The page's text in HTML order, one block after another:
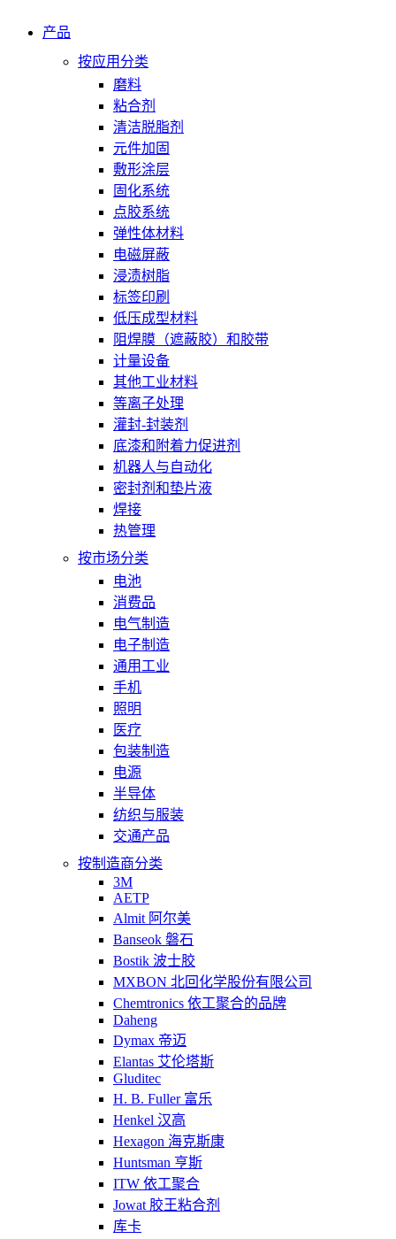
产品
按应用分类
磨料
粘合剂
清洁脱脂剂
元件加固
敷形涂层
固化系统
点胶系统
弹性体材料
电磁屏蔽
浸渍树脂
标签印刷
低压成型材料
阻焊膜（遮蔽胶）和胶带
计量设备
其他工业材料
等离子处理
灌封-封装剂
底漆和附着力促进剂
机器人与自动化
密封剂和垫片液
焊接
热管理
按市场分类
电池
消费品
电气制造
电子制造
通用工业
手机
照明
医疗
包装制造
电源
半导体
纺织与服装
交通产品
按制造商分类
3M
AETP
Almit 阿尔美
Banseok 磐石
Bostik 波士胶
MXBON 北回化学股份有限公司
Chemtronics 依工聚合的品牌
Daheng
Dymax 帝迈
Elantas 艾伦塔斯
Gluditec
H. B. Fuller 富乐
Henkel 汉高
Hexagon 海克斯康
Huntsman 亨斯
ITW 依工聚合
Jowat 胶王粘合剂
库卡